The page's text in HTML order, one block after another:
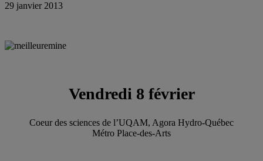
29 janvier 2013
Vendredi 8 février
Coeur des sciences de l’UQAM, Agora Hydro-Québec
Métro Place-des-Arts